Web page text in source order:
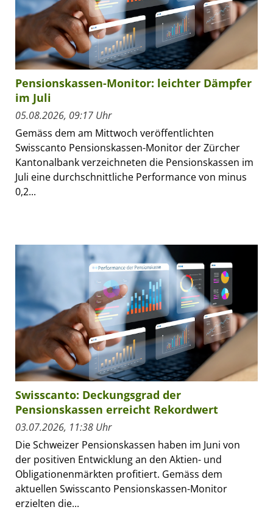
Pensionskassen-Monitor: leichter Dämpfer
im Juli
05.08.2026, 09:17 Uhr
Gemäss dem am Mittwoch veröffentlichten
Swisscanto Pensionskassen-Monitor der Zürcher
Kantonalbank verzeichneten die Pensionskassen im
Juli eine durchschnittliche Performance von minus
0,2...
Swisscanto: Deckungsgrad der
Pensionskassen erreicht Rekordwert
03.07.2026, 11:38 Uhr
Die Schweizer Pensionskassen haben im Juni von
der positiven Entwicklung an den Aktien- und
Obligationenmärkten profitiert. Gemäss dem
aktuellen Swisscanto Pensionskassen-Monitor
erzielten die...